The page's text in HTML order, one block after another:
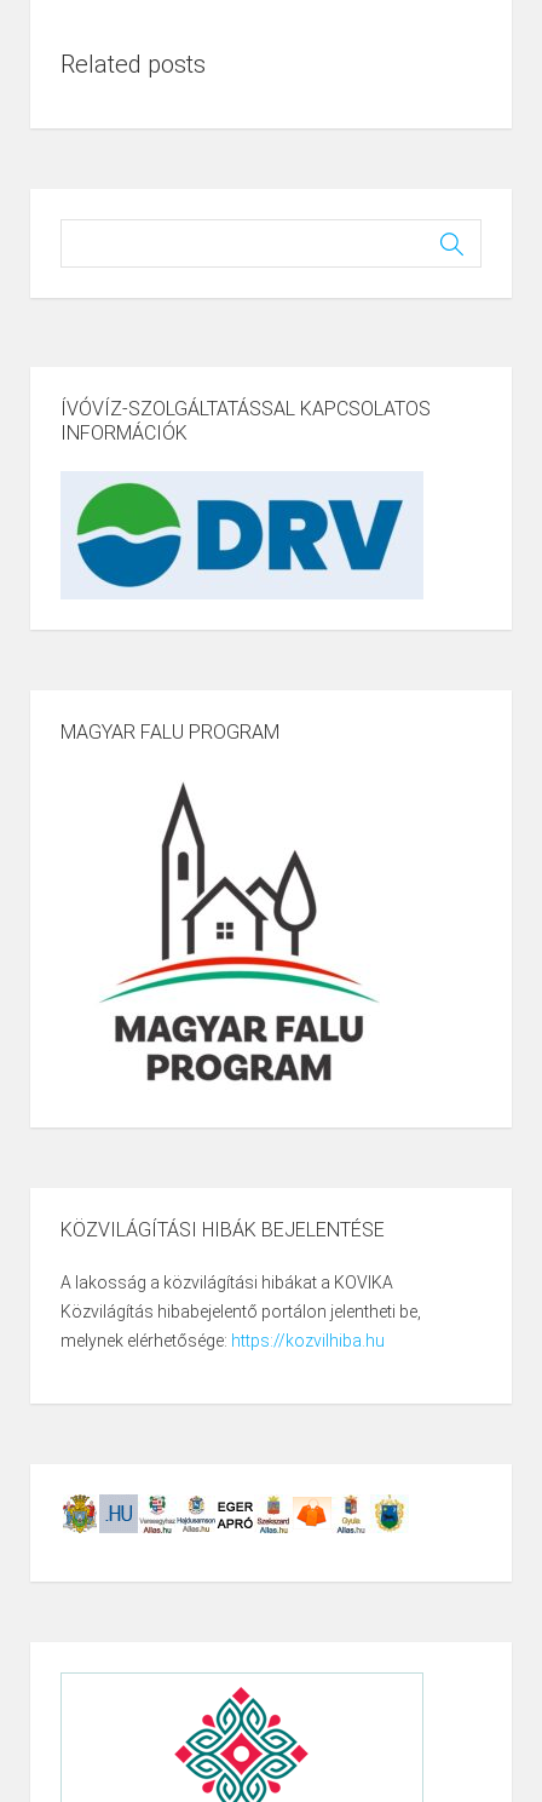
Related posts
ÍVÓVÍZ-SZOLGÁLTATÁSSAL KAPCSOLATOS
INFORMÁCIÓK
MAGYAR FALU PROGRAM
KÖZVILÁGÍTÁSI HIBÁK BEJELENTÉSE
A lakosság a közvilágítási hibákat a KOVIKA
Közvilágítás hibabejelentő portálon jelentheti be,
melynek elérhetősége: https://kozvilhiba.hu